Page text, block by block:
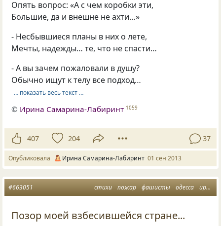
Опять вопрос: «А с чем коробки эти,
Большие, да и внешне не ахти…»
- Несбывшиеся планы в них о лете,
Мечты, надежды… те, что не спасти…
- А вы зачем пожаловали в душу?
Обычно ищут к телу все подход…
… показать весь текст …
© Ирина Самарина-Лабиринт 1059
407 204 37
Опубликовала Ирина Самарина-Лабиринт 01 сен 2013
стихи пожар фашисты одесса ирина самарина
#663051
Позор моей взбесившейся стране...